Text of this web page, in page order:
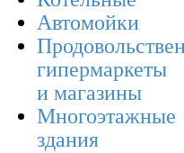
Автомойки
гипермаркеты
и магазины
Многоэтажные
здания